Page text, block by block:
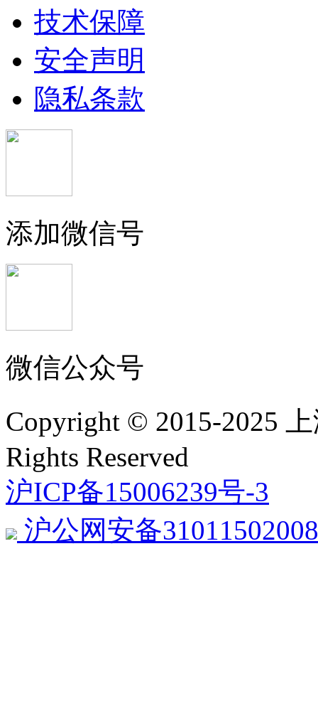
技术保障
安全声明
隐私条款
添加微信号
微信公众号
Copyright © 2015-2025
Rights Reserved
沪ICP备15006239号-3
沪公网安备